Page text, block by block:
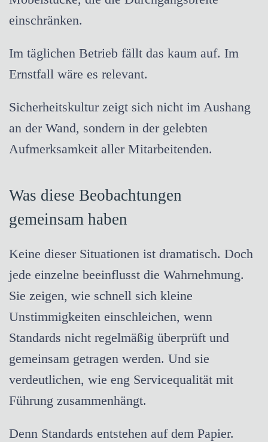
einschränken.
Im täglichen Betrieb fällt das kaum auf. Im
Ernstfall wäre es relevant.
Sicherheitskultur zeigt sich nicht im Aushang
an der Wand, sondern in der gelebten
Aufmerksamkeit aller Mitarbeitenden.
Was diese Beobachtungen
gemeinsam haben
Keine dieser Situationen ist dramatisch. Doch
jede einzelne beeinflusst die Wahrnehmung.
Sie zeigen, wie schnell sich kleine
Unstimmigkeiten einschleichen, wenn
Standards nicht regelmäßig überprüft und
gemeinsam getragen werden. Und sie
verdeutlichen, wie eng Servicequalität mit
Führung zusammenhängt.
Denn Standards entstehen auf dem Papier.